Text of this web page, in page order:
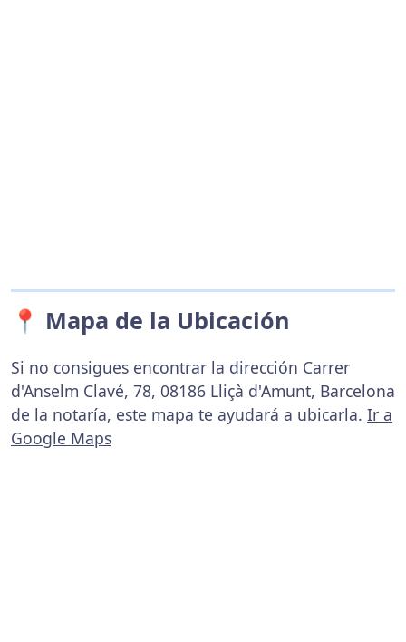
📍 Mapa de la Ubicación
Si no consigues encontrar la dirección Carrer
d'Anselm Clavé, 78, 08186 Lliçà d'Amunt, Barcelona
de la notaría, este mapa te ayudará a ubicarla. Ir a
Google Maps